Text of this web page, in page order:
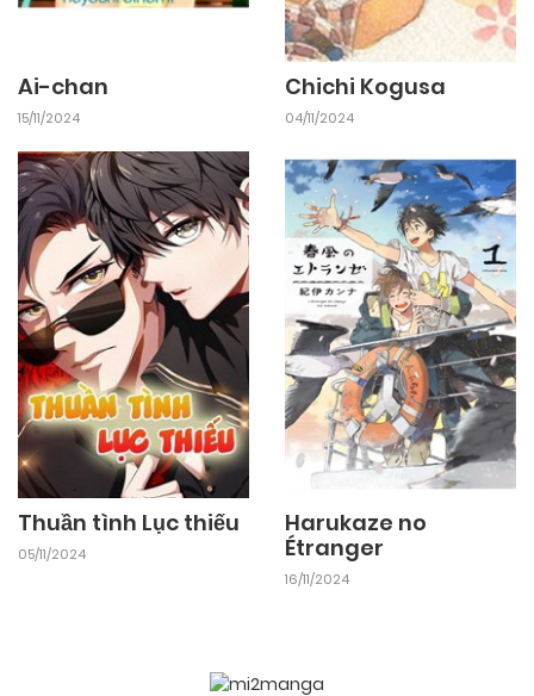
Chapter 1 05/11/2024
Ai-chan
15/11/2024
Chichi Kogusa
04/11/2024
Thuần tình Lục thiếu
05/11/2024
Harukaze no
Étranger
16/11/2024